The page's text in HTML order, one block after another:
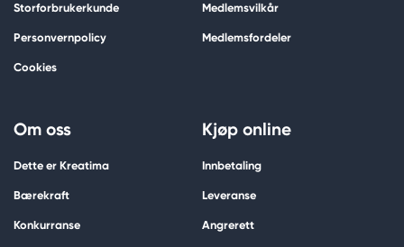
Storforbrukerkunde
Personvernpolicy
Cookies
Medlemsvilkår
Medlemsfordeler
Om oss
Dette er Kreatima
Bærekraft
Konkurranse
Kjøp online
Innbetaling
Leveranse
Angrerett